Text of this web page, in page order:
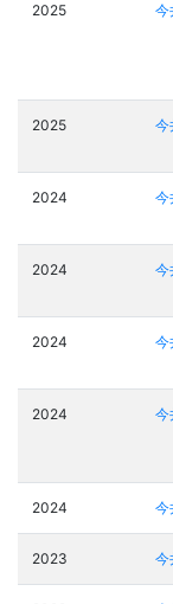
2025 今
2025 今
2024 今
2024 今
2024 今
2024 今
2024 今
2023 今